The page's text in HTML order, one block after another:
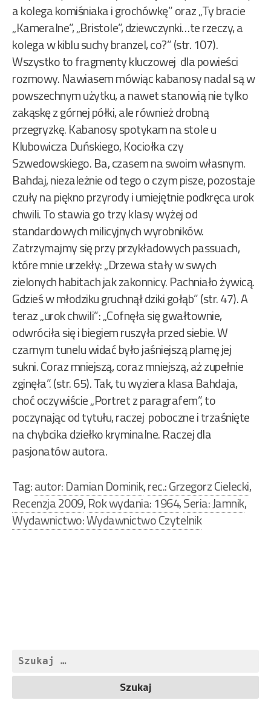
a kolega komiśniaka i grochówkę” oraz „Ty bracie
„Kameralne”, „Bristole”, dziewczynki…te rzeczy, a
kolega w kiblu suchy branzel, co?” (str. 107).
Wszystko to fragmenty kluczowej dla powieści
rozmowy. Nawiasem mówiąc kabanosy nadal są w
powszechnym użytku, a nawet stanowią nie tylko
zakąskę z górnej półki, ale również drobną
przegryzkę. Kabanosy spotykam na stole u
Klubowicza Duńskiego, Kociołka czy
Szwedowskiego. Ba, czasem na swoim własnym.
Bahdaj, niezależnie od tego o czym pisze, pozostaje
czuły na piękno przyrody i umiejętnie podkręca urok
chwili. To stawia go trzy klasy wyżej od
standardowych milicyjnych wyrobników.
Zatrzymajmy się przy przykładowych passuach,
które mnie urzekły: „Drzewa stały w swych
zielonych habitach jak zakonnicy. Pachniało żywicą.
Gdzieś w młodziku gruchnął dziki gołąb” (str. 47). A
teraz „urok chwili”: „Cofnęła się gwałtownie,
odwróciła się i biegiem ruszyła przed siebie. W
czarnym tunelu widać było jaśniejszą plamę jej
sukni. Coraz mniejszą, coraz mniejszą, aż zupełnie
zginęła”. (str. 65). Tak, tu wyziera klasa Bahdaja,
choć oczywiście „Portret z paragrafem”, to
poczynając od tytułu, raczej poboczne i trzaśnięte
na chybcika dziełko kryminalne. Raczej dla
pasjonatów autora.
Tag:autor: Damian Dominik,rec.: Grzegorz Cielecki,
Recenzja 2009,Rok wydania: 1964,Seria: Jamnik,
Wydawnictwo: Wydawnictwo Czytelnik
Szukaj: